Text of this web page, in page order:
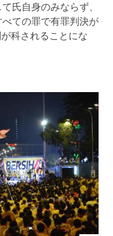
氏自身のみならず、
ての罪で有罪判決が
科されることにな